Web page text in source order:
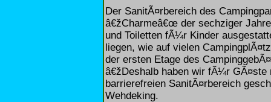
Der SanitÃ¤rbereich des
â€žCharmeâ€œ der sechziger
und Toiletten fÃ¼r Kinder
liegen, wie auf vielen
der ersten Etage des
â€žDeshalb haben wir fÃ¼r GÃ¤ste
barrierefreien SanitÃ¤rbereich
Wehdeking.